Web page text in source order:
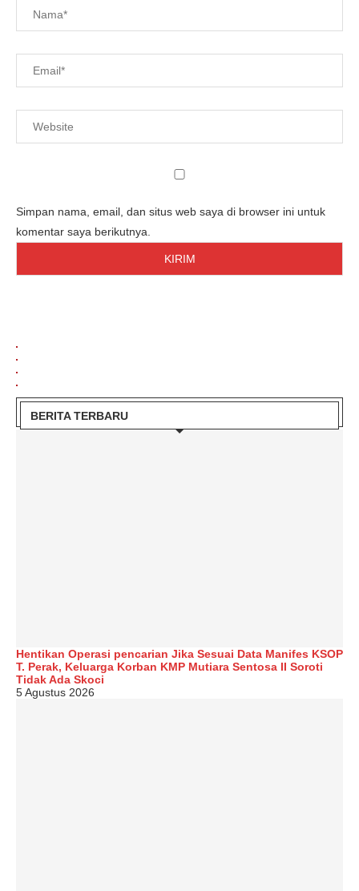
Simpan nama, email, dan situs web saya di browser ini untuk
komentar saya berikutnya.
BERITA TERBARU
Hentikan Operasi pencarian Jika Sesuai Data Manifes KSOP
T. Perak, Keluarga Korban KMP Mutiara Sentosa II Soroti
Tidak Ada Skoci
5 Agustus 2026